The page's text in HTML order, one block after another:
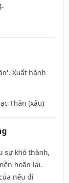
Xuất hành
Thần (xấu)
sự khó thành,
hoãn lại.
nếu đi